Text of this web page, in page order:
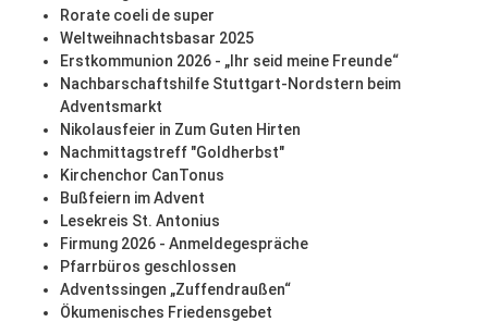
Rorate coeli de super
Weltweihnachtsbasar 2025
Erstkommunion 2026 - „Ihr seid meine Freunde“
Nachbarschaftshilfe Stuttgart-Nordstern beim
Adventsmarkt
Nikolausfeier in Zum Guten Hirten
Nachmittagstreff "Goldherbst"
Kirchenchor CanTonus
Bußfeiern im Advent
Lesekreis St. Antonius
Firmung 2026 - Anmeldegespräche
Pfarrbüros geschlossen
Adventssingen „Zuffendraußen“
Ökumenisches Friedensgebet